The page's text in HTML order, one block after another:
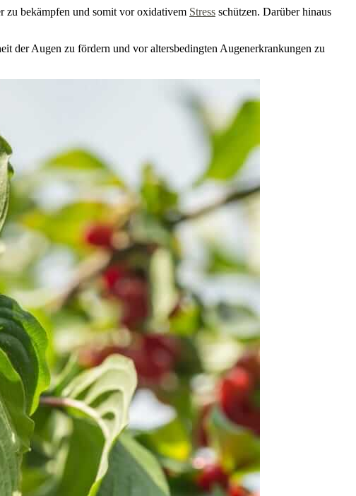
zu bekämpfen und somit vor oxidativem Stress schützen. Darüber hinaus
der Augen zu fördern und vor altersbedingten Augenerkrankungen zu